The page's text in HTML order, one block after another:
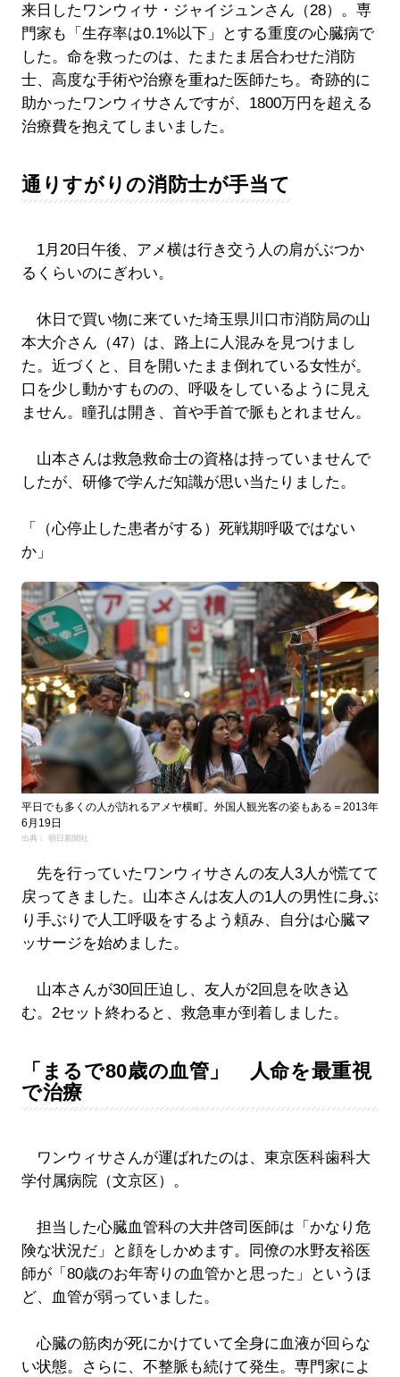
来日したワンウィサ・ジャイジュンさん（28）。専
門家も「生存率は0.1%以下」とする重度の心臓病で
した。命を救ったのは、たまたま居合わせた消防
士、高度な手術や治療を重ねた医師たち。奇跡的に
助かったワンウィサさんですが、1800万円を超える
治療費を抱えてしまいました。
通りすがりの消防士が手当て
1月20日午後、アメ横は行き交う人の肩がぶつか
るくらいのにぎわい。
休日で買い物に来ていた埼玉県川口市消防局の山
本大介さん（47）は、路上に人混みを見つけまし
た。近づくと、目を開いたまま倒れている女性が。
口を少し動かすものの、呼吸をしているように見え
ません。瞳孔は開き、首や手首で脈もとれません。
山本さんは救急救命士の資格は持っていませんで
したが、研修で学んだ知識が思い当たりました。
「（心停止した患者がする）死戦期呼吸ではない
か」
平日でも多くの人が訪れるアメヤ横町。外国人観光客の姿もある＝2013年
6月19日
出典： 朝日新聞社
先を行っていたワンウィサさんの友人3人が慌てて
戻ってきました。山本さんは友人の1人の男性に身ぶ
り手ぶりで人工呼吸をするよう頼み、自分は心臓マ
ッサージを始めました。
山本さんが30回圧迫し、友人が2回息を吹き込
む。2セット終わると、救急車が到着しました。
「まるで80歳の血管」 人命を最重視
で治療
ワンウィサさんが運ばれたのは、東京医科歯科大
学付属病院（文京区）。
担当した心臓血管科の大井啓司医師は「かなり危
険な状況だ」と顔をしかめます。同僚の水野友裕医
師が「80歳のお年寄りの血管かと思った」というほ
ど、血管が弱っていました。
心臓の筋肉が死にかけていて全身に血液が回らな
い状態。さらに、不整脈も続けて発生。専門家によ